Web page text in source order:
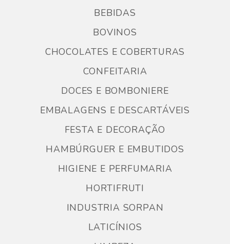
BEBIDAS
BOVINOS
CHOCOLATES E COBERTURAS
CONFEITARIA
DOCES E BOMBONIERE
EMBALAGENS E DESCARTÁVEIS
FESTA E DECORAÇÃO
HAMBÚRGUER E EMBUTIDOS
HIGIENE E PERFUMARIA
HORTIFRUTI
INDUSTRIA SORPAN
LATICÍNIOS